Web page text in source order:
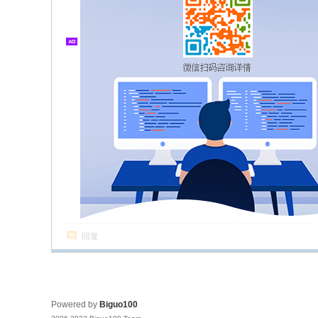
回复
Powered by Biguo100